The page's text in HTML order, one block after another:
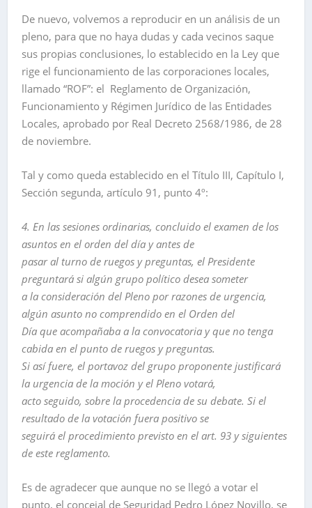
De nuevo, volvemos a reproducir en un análisis de un
pleno, para que no haya dudas y cada vecinos saque
sus propias conclusiones, lo establecido en la Ley que
rige el funcionamiento de las corporaciones locales,
llamado “ROF”: el Reglamento de Organización,
Funcionamiento y Régimen Jurídico de las Entidades
Locales, aprobado por Real Decreto 2568/1986, de 28
de noviembre.
Tal y como queda establecido en el Título III, Capítulo I,
Sección segunda, artículo 91, punto 4º:
4. En las sesiones ordinarias, concluido el examen de los
asuntos en el orden del día y antes de
pasar al turno de ruegos y preguntas, el Presidente
preguntará si algún grupo político desea someter
a la consideración del Pleno por razones de urgencia,
algún asunto no comprendido en el Orden del
Día que acompañaba a la convocatoria y que no tenga
cabida en el punto de ruegos y preguntas.
Si así fuere, el portavoz del grupo proponente justificará
la urgencia de la moción y el Pleno votará,
acto seguido, sobre la procedencia de su debate. Si el
resultado de la votación fuera positivo se
seguirá el procedimiento previsto en el art. 93 y siguientes
de este reglamento.
Es de agradecer que aunque no se llegó a votar el
punto, el concejal de Seguridad Pedro López Novillo, se